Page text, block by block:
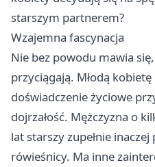
starszym partnerem?
Wzajemna fascynacja
Nie bez powodu mawia
przyciągają. Młodą
doświadczenie życiowe
dojrzałość. Mężczyzna o
lat starszy zupełnie
rówieśnicy. Ma inne